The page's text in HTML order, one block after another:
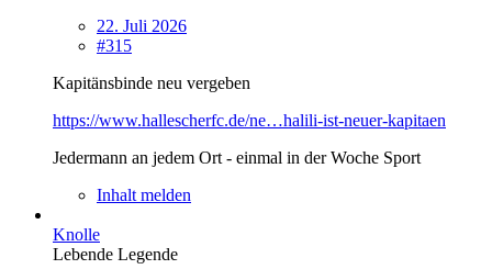
22. Juli 2026
#315
Kapitänsbinde neu vergeben
https://www.hallescherfc.de/ne…halili-ist-neuer-kapitaen
Jedermann an jedem Ort - einmal in der Woche Sport
Inhalt melden
Knolle
Lebende Legende